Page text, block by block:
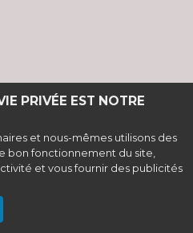
PRIVÉE EST NOTRE
et nous-mêmes utilisons des
bon fonctionnement du site,
et vous fournir des publicités